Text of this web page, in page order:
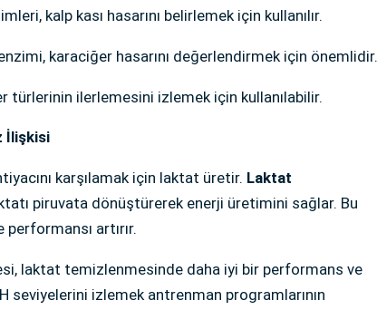
kalp kası hasarını belirlemek için kullanılır.
karaciğer hasarını değerlendirmek için önemlidir.
türlerinin ilerlemesini izlemek için kullanılabilir.
İlişkisi
karşılamak için laktat üretir. Laktat
piruvata dönüştürerek enerji üretimini sağlar. Bu
artırır.
laktat temizlenmesinde daha iyi bir performans ve
seviyelerini izlemek antrenman programlarının